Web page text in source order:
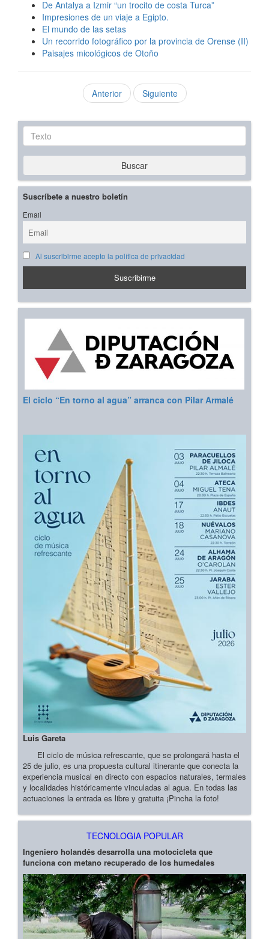
De Antalya a Izmir “un trocito de costa Turca”
Impresiones de un viaje a Egipto.
El mundo de las setas
Un recorrido fotográfico por la provincia de Orense (II)
Paisajes micológicos de Otoño
Anterior Siguiente
Texto
Buscar
Suscríbete a nuestro boletín
Email
Al suscribirme acepto la política de privacidad
El ciclo “En torno al agua” arranca con Pilar Armalé
Luis Gareta
El ciclo de música refrescante, que se prolongará hasta el
25 de julio, es una propuesta cultural itinerante que conecta la
experiencia musical en directo con espacios naturales, termales
y localidades históricamente vinculadas al agua. En todas las
actuaciones la entrada es libre y gratuita ¡Pincha la foto!
TECNOLOGIA POPULAR
Ingeniero holandés desarrolla una motocicleta que
funciona con metano recuperado de los humedales